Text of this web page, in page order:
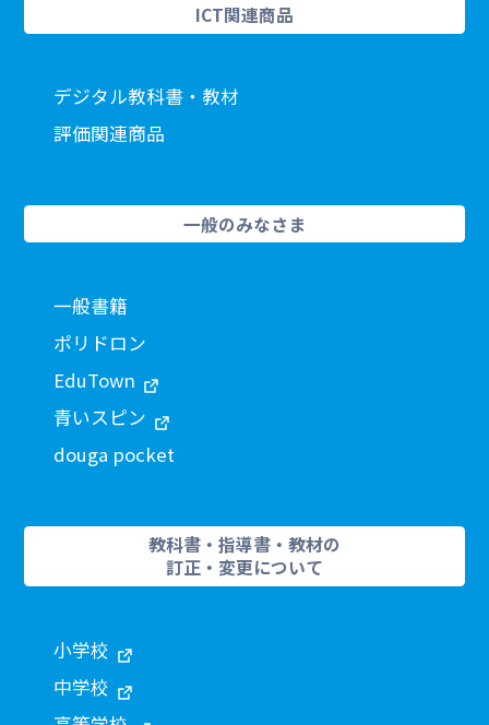
ICT関連商品
デジタル教科書・教材
評価関連商品
一般のみなさま
一般書籍
ポリドロン
EduTown
青いスピン
douga pocket
教科書・指導書・教材の
訂正・変更について
小学校
中学校